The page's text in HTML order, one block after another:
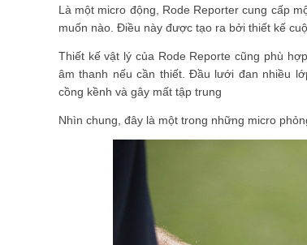
Là một micro động, Rode Reporter cung cấp
muốn nào. Điều này được tạo ra bởi thiết kế
Thiết kế vật lý của Rode Reporte cũng phù
âm thanh nếu cần thiết. Đầu lưới đan nhiều
cồng kềnh và gây mất tập trung
Nhìn chung, đây là một trong những micro